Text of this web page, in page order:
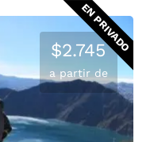
EN PRIVADO
$2.745
a partir de